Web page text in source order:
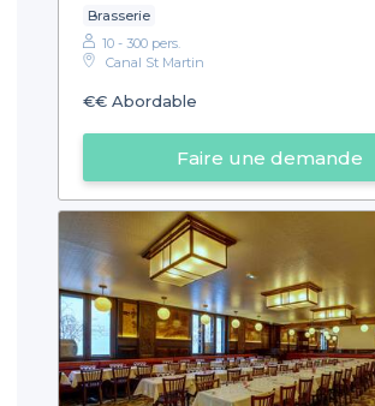
Brasserie
10 - 300 pers.
Canal St Martin
€€ Abordable
Faire une demande